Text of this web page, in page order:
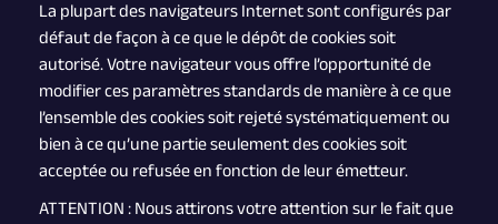
La plupart des navigateurs Internet sont configurés par
défaut de façon à ce que le dépôt de cookies soit
autorisé. Votre navigateur vous offre l’opportunité de
modifier ces paramètres standards de manière à ce que
l’ensemble des cookies soit rejeté systématiquement ou
bien à ce qu’une partie seulement des cookies soit
acceptée ou refusée en fonction de leur émetteur.
ATTENTION : Nous attirons votre attention sur le fait que